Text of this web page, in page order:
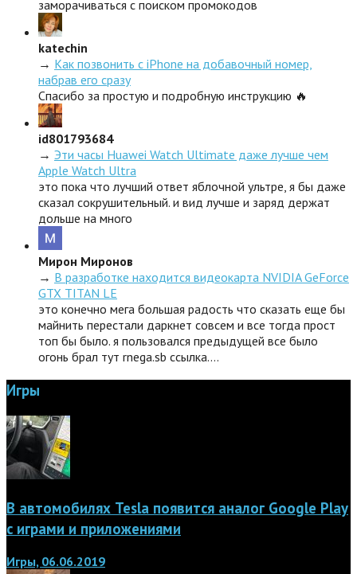
заморачиваться с поиском промокодов
katechin
→ Как позвонить с iPhone на добавочный номер,
набрав его сразу
Спасибо за простую и подробную инструкцию 🔥
id801793684
→ Эти часы Huawei Watch Ultimate даже лучше чем
Apple Watch Ultra
это пока что лучший ответ яблочной ультре, я бы даже
сказал сокрушительный. и вид лучше и заряд держат
дольше на много
Мирон Миронов
→ В разработке находится видеокарта NVIDIA GeForce
GTX TITAN LE
это конечно мега большая радость что сказать еще бы
майнить перестали даркнет совсем и все тогда прост
топ бы было. я пользовался предыдущей все было
огонь брал тут rnega.sb ссылка.…
Игры
В автомобилях Tesla появится аналог Google Play
с играми и приложениями
Игры, 06.06.2019